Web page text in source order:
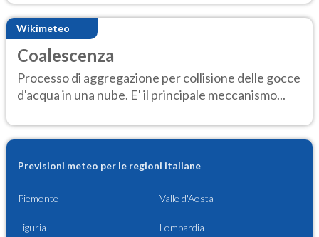
Wikimeteo
Coalescenza
Processo di aggregazione per collisione delle gocce
d'acqua in una nube. E' il principale meccanismo...
Previsioni meteo per le regioni italiane
Piemonte Valle d'Aosta
Liguria Lombardia